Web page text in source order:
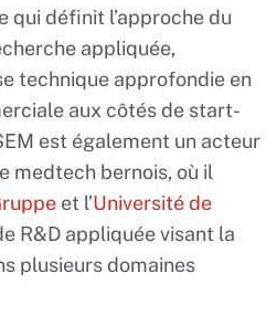
qui définit l’approche du
appliquée,
technique approfondie en
aux côtés de start-
est également un acteur
medtech bernois, où il
et l’Université de
R&D appliquée visant la
plusieurs domaines